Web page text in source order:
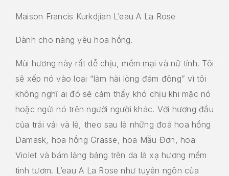
Maison Francis Kurkdjian L’eau A La Rose
Dành cho nàng yêu hoa hồng.
Mùi hương này rất dễ chịu, mềm mại và nữ tính. Tôi
sẽ xếp nó vào loại “làm hài lòng đám đông” vì tôi
không nghĩ ai đó sẽ cảm thấy khó chịu khi mặc nó
hoặc ngửi nó trên người người khác. Với hương đầu
của trái vải và lê, theo sau là những đoá hoa hồng
Damask, hoa hồng Grasse, hoa Mẫu Đơn, hoa
Violet và bám lảng bảng trên da là xạ hương mềm
tinh tươm. L’eau A La Rose như tuyên ngôn của